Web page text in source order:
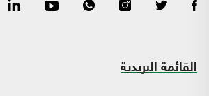
القائمة البريدية